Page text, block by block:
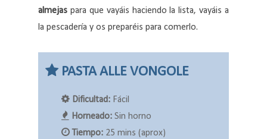
almejas para que vayáis haciendo la lista, vayáis a
la pescadería y os preparéis para comerlo.
PASTA ALLE VONGOLE
Dificultad: Fácil
Horneado: Sin horno
Tiempo: 25 mins (aprox)